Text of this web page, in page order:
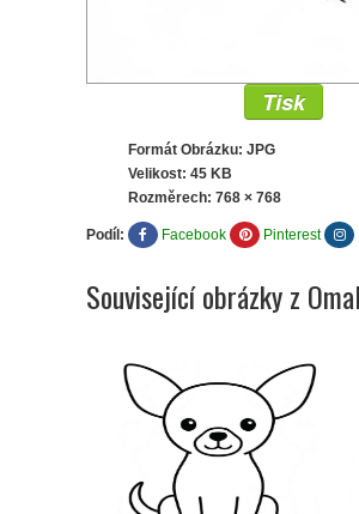
Tisk
Formát Obrázku: JPG
Velikost: 45 KB
Rozměrech: 768 × 768
Podíl: Facebook Pinterest
Související obrázky z